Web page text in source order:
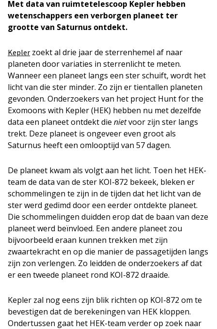
Met data van ruimtetelescoop Kepler hebben
wetenschappers een verborgen planeet ter
grootte van Saturnus ontdekt.
Kepler zoekt al drie jaar de sterrenhemel af naar
planeten door variaties in sterrenlicht te meten.
Wanneer een planeet langs een ster schuift, wordt het
licht van die ster minder. Zo zijn er tientallen planeten
gevonden. Onderzoekers van het project Hunt for the
Exomoons with Kepler (HEK) hebben nu met dezelfde
data een planeet ontdekt die nietvoor zijn ster langs
trekt. Deze planeet is ongeveer even groot als
Saturnus heeft een omlooptijd van 57 dagen.
De planeet kwam als volgt aan het licht. Toen het HEK-
team de data van de ster KOI-872 bekeek, bleken er
schommelingen te zijn in de tijden dat het licht van de
ster werd gedimd door een eerder ontdekte planeet.
Die schommelingen duidden erop dat de baan van deze
planeet werd beïnvloed. Een andere planeet zou
bijvoorbeeld eraan kunnen trekken met zijn
zwaartekracht en op die manier de passagetijden langs
zijn zon verlengen. Zo leidden de onderzoekers af dat
er een tweede planeet rond KOI-872 draaide.
Kepler zal nog eens zijn blik richten op KOI-872 om te
bevestigen dat de berekeningen van HEK kloppen.
Ondertussen gaat het HEK-team verder op zoek naar